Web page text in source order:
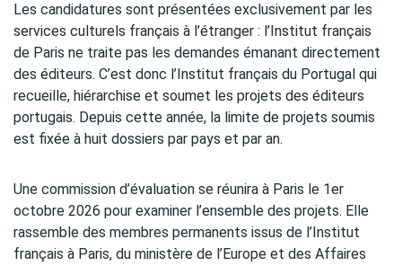
Les candidatures sont présentées exclusivement par les
services culturels français à l’étranger : l’Institut français
de Paris ne traite pas les demandes émanant directement
des éditeurs. C’est donc l’Institut français du Portugal qui
recueille, hiérarchise et soumet les projets des éditeurs
portugais. Depuis cette année, la limite de projets soumis
est fixée à huit dossiers par pays et par an.
Une commission d’évaluation se réunira à Paris le 1er
octobre 2026 pour examiner l’ensemble des projets. Elle
rassemble des membres permanents issus de l’Institut
français à Paris, du ministère de l’Europe et des Affaires